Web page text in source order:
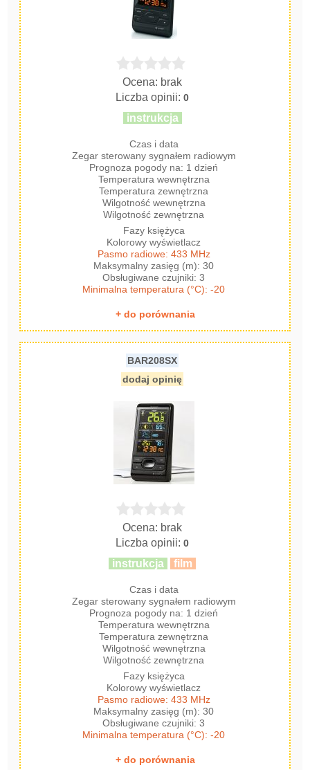
Ocena: brak
Liczba opinii:0
instrukcja
Czas i data
Zegar sterowany sygnałem radiowym
Prognoza pogody na: 1 dzień
Temperatura wewnętrzna
Temperatura zewnętrzna
Wilgotność wewnętrzna
Wilgotność zewnętrzna
Fazy księżyca
Kolorowy wyświetlacz
Pasmo radiowe: 433 MHz
Maksymalny zasięg (m): 30
Obsługiwane czujniki: 3
Minimalna temperatura (°C): -20
+ do porównania
BAR208SX
dodaj opinię
Ocena: brak
Liczba opinii:0
instrukcja film
Czas i data
Zegar sterowany sygnałem radiowym
Prognoza pogody na: 1 dzień
Temperatura wewnętrzna
Temperatura zewnętrzna
Wilgotność wewnętrzna
Wilgotność zewnętrzna
Fazy księżyca
Kolorowy wyświetlacz
Pasmo radiowe: 433 MHz
Maksymalny zasięg (m): 30
Obsługiwane czujniki: 3
Minimalna temperatura (°C): -20
+ do porównania